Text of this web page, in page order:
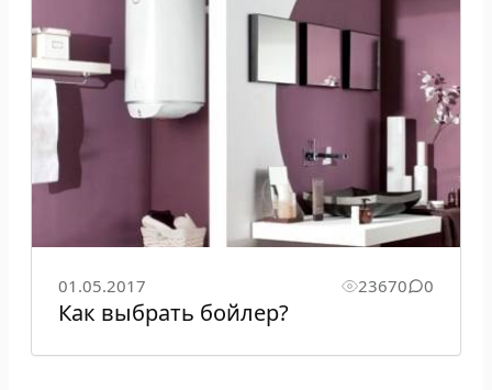
01.05.2017 23670 0
Как выбрать бойлер?